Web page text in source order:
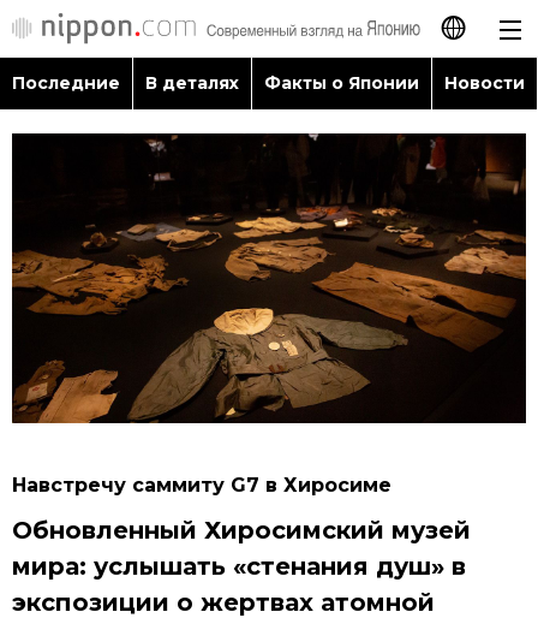
日本語
English
简体字
繁體字
Français
Последние
В деталях
Факты о Японии
Фото/Видео
Последние В деталях Факты о Японии Новости
Навстречу саммиту G7 в Хиросиме
Обновленный Хиросимский музей
мира: услышать «стенания душ» в
экспозиции о жертвах атомной